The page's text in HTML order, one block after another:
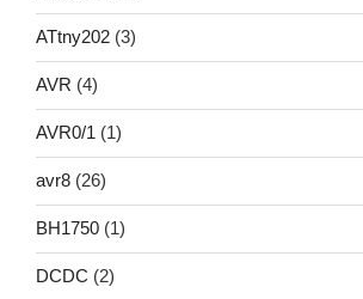
ATtny202 (3)
AVR (4)
AVR0/1 (1)
avr8 (26)
BH1750 (1)
DCDC (2)